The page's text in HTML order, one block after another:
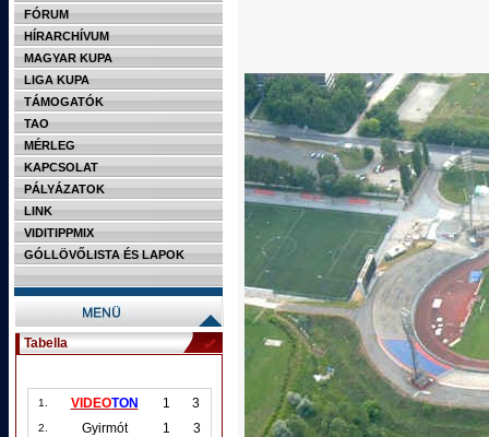
FÓRUM
HÍRARCHÍVUM
MAGYAR KUPA
LIGA KUPA
TÁMOGATÓK
TAO
MÉRLEG
KAPCSOLAT
PÁLYÁZATOK
LINK
VIDITIPPMIX
GÓLLÖVŐLISTA ÉS LAPOK
Tabella
1. VIDEOTON 1 3
2. Gyirmót 1 3